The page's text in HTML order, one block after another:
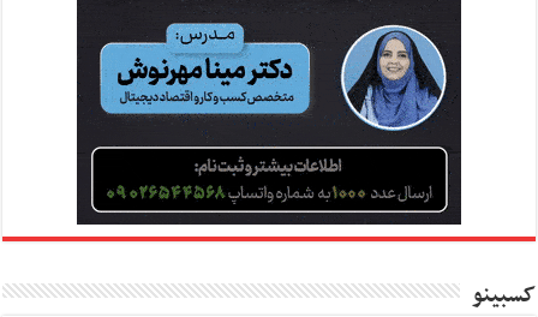
کسبینو